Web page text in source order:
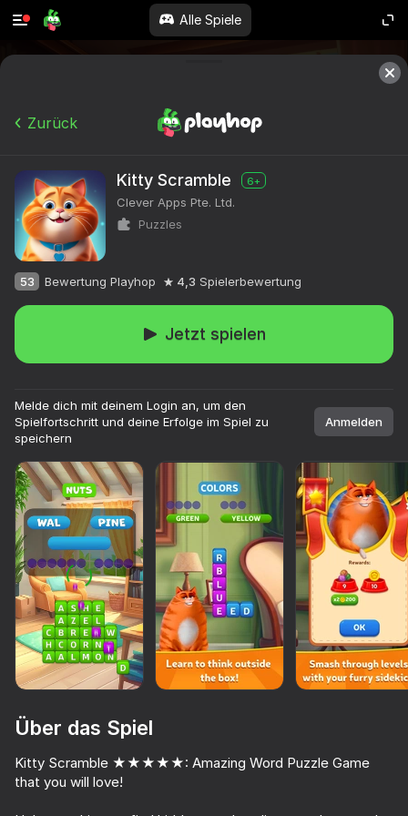
Alle Spiele
Über 10,000 Spiele.
Alle kostenlos. Alle für dich.
71
76
Zurück
Kitty Scramble 6+
Clever Apps Pte. Ltd.
Puzzles
53 Bewertung Playhop 4,3 Spielerbewertung
Jetzt spielen
Melde dich mit deinem Login an, um den
Spielfortschritt und deine Erfolge im Spiel zu
speichern
Anmelden
Über das Spiel
Kitty Scramble ★★★★★: Amazing Word Puzzle Game
that you will love!